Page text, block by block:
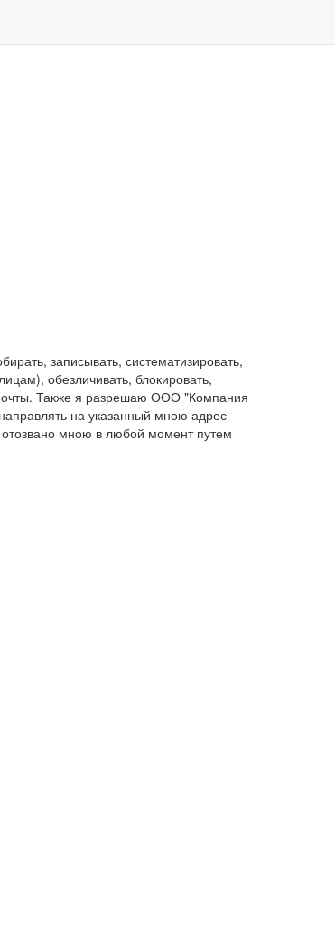
записывать, систематизировать,
обезличивать, блокировать,
Также я разрешаю ООО "Компания
на указанный мною адрес
мною в любой момент путем